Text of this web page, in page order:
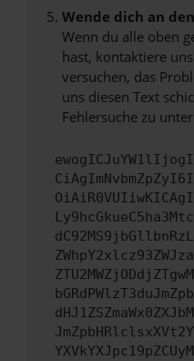
Wende dich an
Wenn du alle oben
hast, kontaktiere
versuchen, das
uns diesen Text
Fehlersuche zu